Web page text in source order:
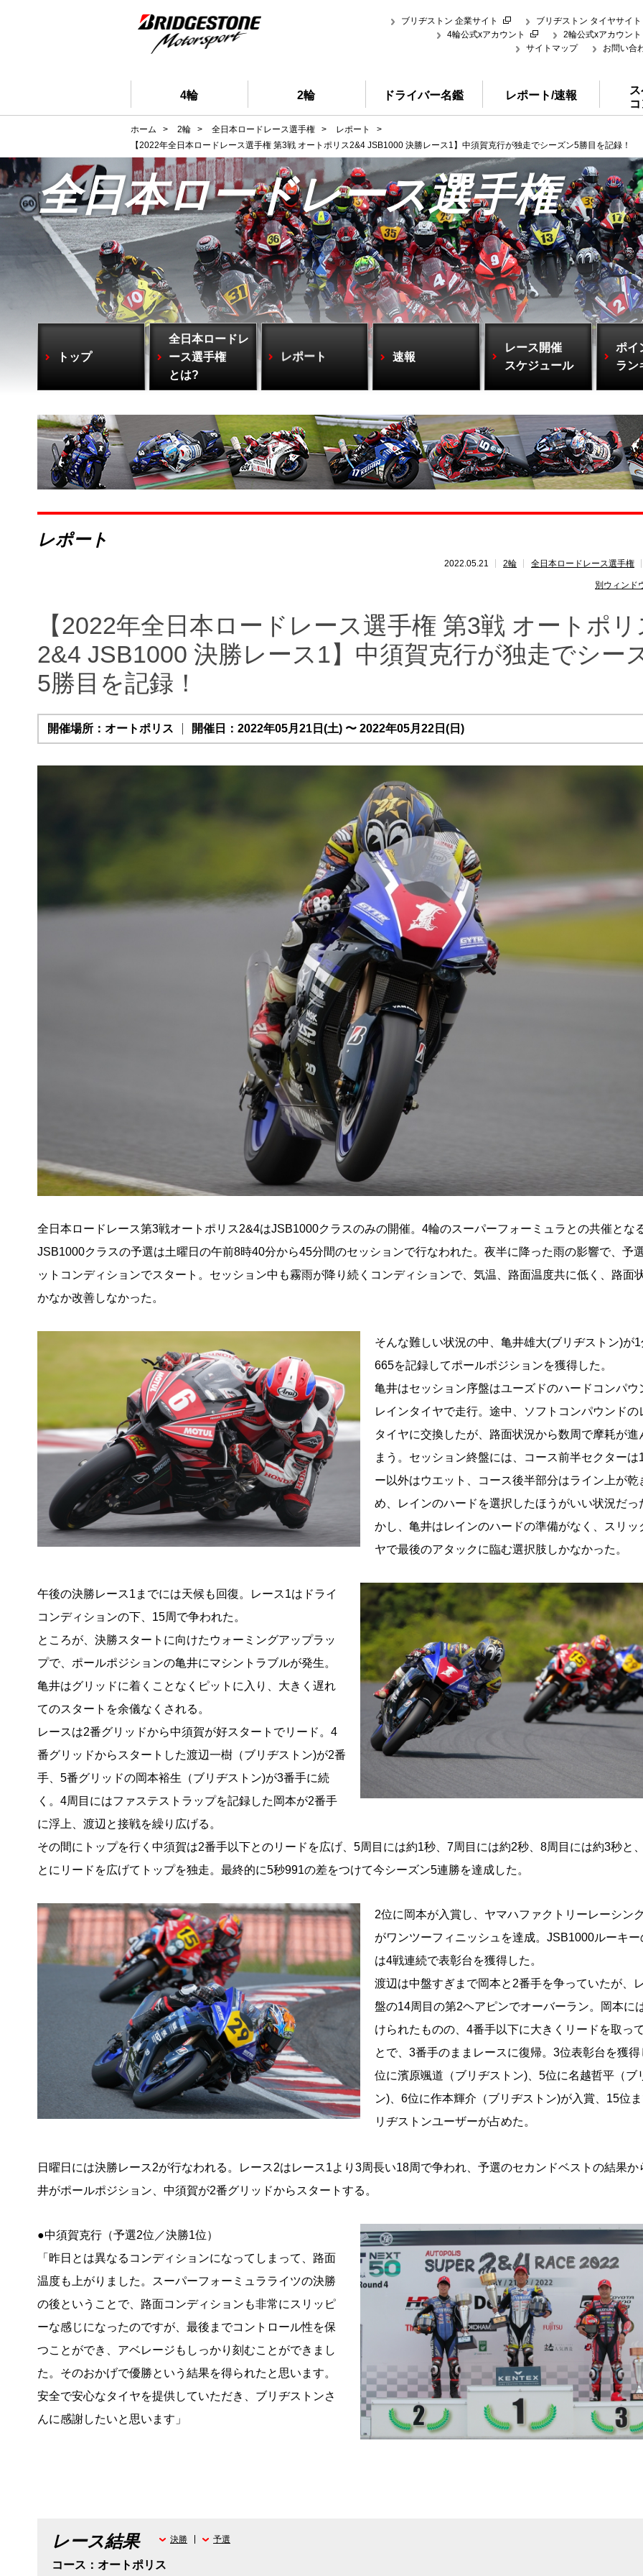
ブリヂストン 企業サイト
ブリヂストン タイヤサイト
4輪公式xアカウント
2輪公式xアカウント
サイトマップ
お問い合
4輪 2輪 ドライバー名鑑 レポート/速報
ホーム > 2輪 > 全日本ロードレース選手権 > レポート
>
【2022年全日本ロードレース選手権 第3戦 オートポリス2&4 JSB1000 決勝レース1】中須賀克行が独走でシーズン5勝目を記録！
全日本ロードレース選手権
トップ
全日本ロードレ
ース選手権
とは?
レポート 速報
レース開催
スケジュール
ポイ
ラン
レポート
2022.05.21 2輪 全日本ロードレース選手権
別ウィンド
【2022年全日本ロードレース選手権 第3戦 オートポリ
2&4 JSB1000 決勝レース1】中須賀克行が独走でシー
5勝目を記録！
開催場所：オートポリス 開催日：2022年05月21日(土) 〜 2022年05月22日(日)
全日本ロードレース第3戦オートポリス2&4はJSB1000クラスのみの開催。4輪のスーパーフォーミュラとの共催とな
JSB1000クラスの予選は土曜日の午前8時40分から45分間のセッションで行なわれた。夜半に降った雨の影響で、予
ットコンディションでスタート。セッション中も霧雨が降り続くコンディションで、気温、路面温度共に低く、路面
かなか改善しなかった。
そんな難しい状況の中、亀井雄大(ブリヂストン)が
665を記録してポールポジションを獲得した。
亀井はセッション序盤はユーズドのハードコンパウ
レインタイヤで走行。途中、ソフトコンパウンドの
タイヤに交換したが、路面状況から数周で摩耗が進
まう。セッション終盤には、コース前半セクターは
ー以外はウエット、コース後半部分はライン上が乾
め、レインのハードを選択したほうがいい状況だっ
かし、亀井はレインのハードの準備がなく、スリッ
ヤで最後のアタックに臨む選択肢しかなかった。
午後の決勝レース1までには天候も回復。レース1はドライ
コンディションの下、15周で争われた。
ところが、決勝スタートに向けたウォーミングアップラッ
プで、ポールポジションの亀井にマシントラブルが発生。
亀井はグリッドに着くことなくピットに入り、大きく遅れ
てのスタートを余儀なくされる。
レースは2番グリッドから中須賀が好スタートでリード。4
番グリッドからスタートした渡辺一樹（ブリヂストン)が2番
手、5番グリッドの岡本裕生（ブリヂストン)が3番手に続
く。4周目にはファステストラップを記録した岡本が2番手
に浮上、渡辺と接戦を繰り広げる。
その間にトップを行く中須賀は2番手以下とのリードを広げ、5周目には約1秒、7周目には約2秒、8周目には約3秒と
とにリードを広げてトップを独走。最終的に5秒991の差をつけて今シーズン5連勝を達成した。
2位に岡本が入賞し、ヤマハファクトリーレーシン
がワンツーフィニッシュを達成。JSB1000ルーキー
は4戦連続で表彰台を獲得した。
渡辺は中盤すぎまで岡本と2番手を争っていたが、
盤の14周目の第2ヘアピンでオーバーラン。岡本に
けられたものの、4番手以下に大きくリードを取っ
とで、3番手のままレースに復帰。3位表彰台を獲得
位に濱原颯道（ブリヂストン)、5位に名越哲平（ブ
ン)、6位に作本輝介（ブリヂストン)が入賞、15位
リヂストンユーザーが占めた。
日曜日には決勝レース2が行なわれる。レース2はレース1より3周長い18周で争われ、予選のセカンドベストの結果か
井がポールポジション、中須賀が2番グリッドからスタートする。
●中須賀克行（予選2位／決勝1位）
「昨日とは異なるコンディションになってしまって、路面
温度も上がりました。スーパーフォーミュラライツの決勝
の後ということで、路面コンディションも非常にスリッピ
ーな感じになったのですが、最後までコントロール性を保
つことができ、アベレージもしっかり刻むことができまし
た。そのおかげで優勝という結果を得られたと思います。
安全で安心なタイヤを提供していただき、ブリヂストンさ
んに感謝したいと思います」
レース結果
コース：オートポリス
決勝 予選